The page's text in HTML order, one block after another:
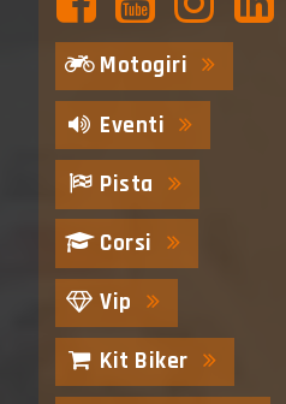
Motogiri
Eventi
Pista
Corsi
Vip
Kit Biker